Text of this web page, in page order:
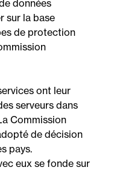
données
sur la base
de protection
ont leur
serveurs dans
Commission
de décision
pays.
eux se fonde sur